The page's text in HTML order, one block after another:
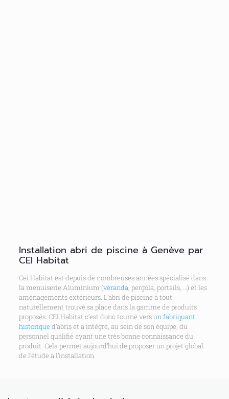
Installation abri de piscine à Genève par
CEI Habitat
Cei Habitat est depuis de nombreuses années spécialisé dans
la menuiserie Aluminium (véranda, pergola, portails, …) et les
aménagements extérieurs. L’abri de piscine à tout
naturellement trouvé sa place dans la gamme de produits
proposés. CEI Habitat c’est donc tourné versun fabriquant
historique d’abris et a intégré, au sein de son équipe, du
personnel qualifié ayant une très bonne connaissance du
produit. Cela permet aujourd’hui de proposer un projet global
de l’étude à l’installation.